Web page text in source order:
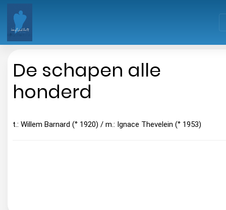
De schapen alle
honderd
t.: Willem Barnard (° 1920) / m.: Ignace Thevelein (° 1953)